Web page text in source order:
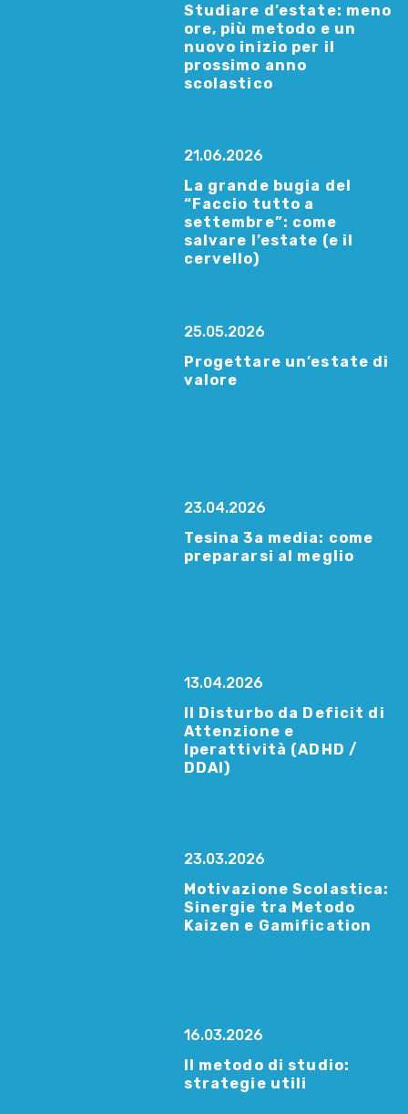
Studiare d’estate: meno
ore, più metodo e un
nuovo inizio per il
prossimo anno
scolastico
21.06.2026
La grande bugia del
“Faccio tutto a
settembre”: come
salvare l’estate (e il
cervello)
25.05.2026
Progettare un’estate di
valore
23.04.2026
Tesina 3a media: come
prepararsi al meglio
13.04.2026
Il Disturbo da Deficit di
Attenzione e
Iperattività (ADHD /
DDAI)
23.03.2026
Motivazione Scolastica:
Sinergie tra Metodo
Kaizen e Gamification
16.03.2026
Il metodo di studio:
strategie utili